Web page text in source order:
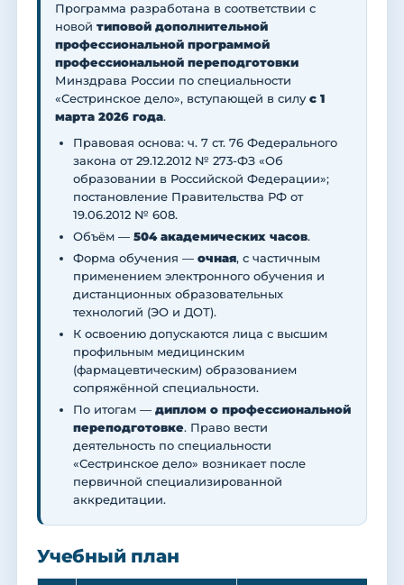
Программа разработана в соответствии с
новой типовой дополнительной
профессиональной программой
профессиональной переподготовки
Минздрава России по специальности
«Сестринское дело», вступающей в силус 1
марта 2026 года.
Правовая основа: ч. 7 ст. 76 Федерального
закона от 29.12.2012 № 273-ФЗ «Об
образовании в Российской Федерации»;
постановление Правительства РФ от
19.06.2012 № 608.
Объём — 504 академических часов.
Форма обучения — очная, с частичным
применением электронного обучения и
дистанционных образовательных
технологий (ЭО и ДОТ).
К освоению допускаются лица с высшим
профильным медицинским
(фармацевтическим) образованием
сопряжённой специальности.
По итогам — диплом о профессиональной
переподготовке. Право вести
деятельность по специальности
«Сестринское дело» возникает после
первичной специализированной
аккредитации.
Учебный план